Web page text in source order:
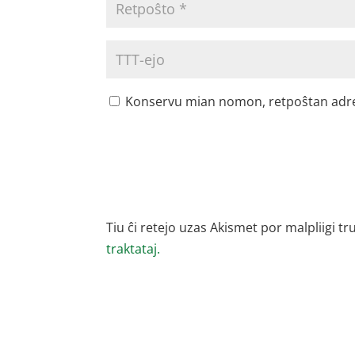
Konservu mian nomon, retpoŝtan
Tiu ĉi retejo uzas Akismet por malpliigi
traktataj.